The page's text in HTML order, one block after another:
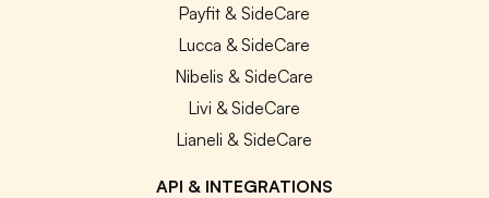
Payfit & SideCare
Lucca & SideCare
Nibelis & SideCare
Livi & SideCare
Lianeli & SideCare
API & INTEGRATIONS